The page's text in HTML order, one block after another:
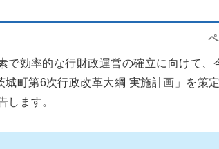
効率的な行財政運営の確立に向けて、
町第6次行政改革大綱 実施計画」を策定
ます。